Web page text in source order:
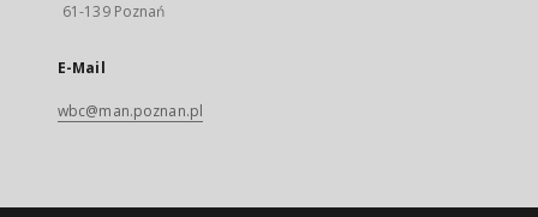
61-139 Poznań
E-Mail
wbc@man.poznan.pl